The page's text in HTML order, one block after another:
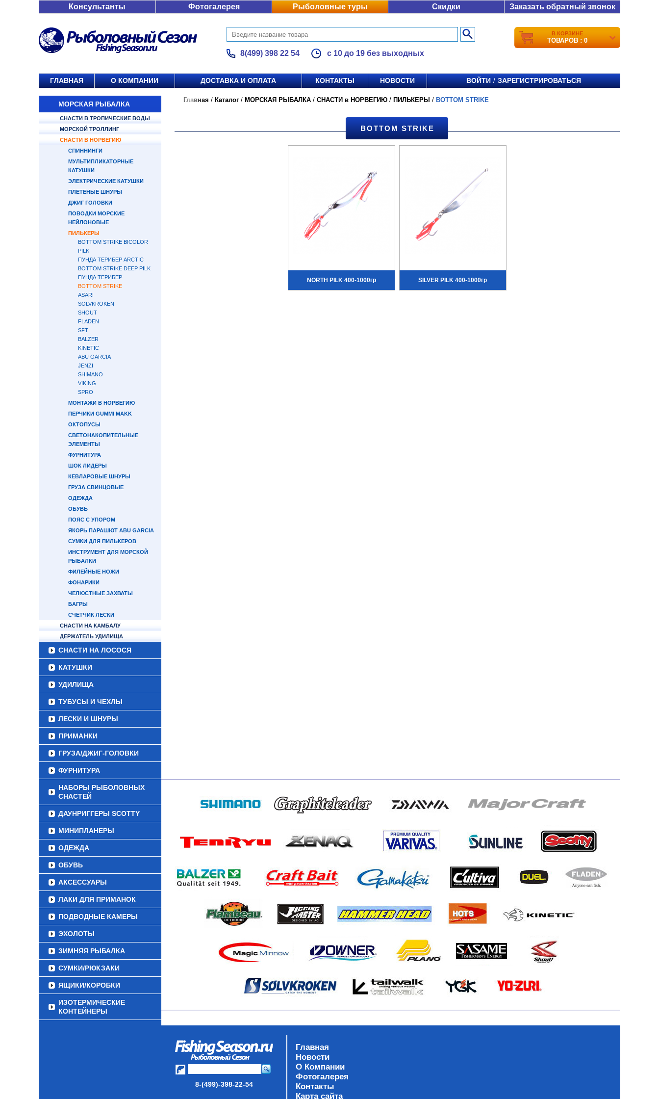
Консультанты Фотогалерея Рыболовные туры Скидки Заказать обратный звонок
8(499) 398 22 54 с 10 до 19 без выходных
В КОРЗИНЕ
ТОВАРОВ : 0
ГЛАВНАЯ О КОМПАНИИ ДОСТАВКА И ОПЛАТА КОНТАКТЫ НОВОСТИ ВОЙТИ / ЗАРЕГИСТРИРОВАТЬСЯ
МОРСКАЯ РЫБАЛКА
СНАСТИ В ТРОПИЧЕСКИЕ ВОДЫ
МОРСКОЙ ТРОЛЛИНГ
СНАСТИ В НОРВЕГИЮ
СПИННИНГИ
МУЛЬТИПЛИКАТОРНЫЕ
КАТУШКИ
ЭЛЕКТРИЧЕСКИЕ КАТУШКИ
ПЛЕТЕНЫЕ ШНУРЫ
ДЖИГ ГОЛОВКИ
ПОВОДКИ МОРСКИЕ
НЕЙЛОНОВЫЕ
ПИЛЬКЕРЫ
BOTTOM STRIKE BICOLOR
PILK
ПУНДА ТЕРИБЕР ARCTIC
BOTTOM STRIKE DEEP PILK
ПУНДА ТЕРИБЕР
BOTTOM STRIKE
ASARI
SOLVKROKEN
SHOUT
FLADEN
SFT
BALZER
KINETIC
ABU GARCIA
JENZI
SHIMANO
VIKING
SPRO
МОНТАЖИ В НОРВЕГИЮ
ПЕРЧИКИ GUMMI MAKK
ОКТОПУСЫ
СВЕТОНАКОПИТЕЛЬНЫЕ
ЭЛЕМЕНТЫ
ФУРНИТУРА
ШОК ЛИДЕРЫ
КЕВЛАРОВЫЕ ШНУРЫ
ГРУЗА СВИНЦОВЫЕ
ОДЕЖДА
ОБУВЬ
ПОЯС С УПОРОМ
ЯКОРЬ ПАРАШЮТ ABU GARCIA
СУМКИ ДЛЯ ПИЛЬКЕРОВ
ИНСТРУМЕНТ ДЛЯ МОРСКОЙ
РЫБАЛКИ
ФИЛЕЙНЫЕ НОЖИ
ФОНАРИКИ
ЧЕЛЮСТНЫЕ ЗАХВАТЫ
БАГРЫ
СЧЕТЧИК ЛЕСКИ
СНАСТИ НА КАМБАЛУ
ДЕРЖАТЕЛЬ УДИЛИЩА
СНАСТИ НА ЛОСОСЯ
КАТУШКИ
УДИЛИЩА
ТУБУСЫ И ЧЕХЛЫ
ЛЕСКИ И ШНУРЫ
ПРИМАНКИ
ГРУЗА/ДЖИГ-ГОЛОВКИ
ФУРНИТУРА
НАБОРЫ РЫБОЛОВНЫХ
СНАСТЕЙ
ДАУНРИГГЕРЫ SCOTTY
МИНИПЛАНЕРЫ
ОДЕЖДА
ОБУВЬ
АКСЕССУАРЫ
ЛАКИ ДЛЯ ПРИМАНОК
ПОДВОДНЫЕ КАМЕРЫ
ЭХОЛОТЫ
ЗИМНЯЯ РЫБАЛКА
СУМКИ/РЮКЗАКИ
ЯЩИКИ/КОРОБКИ
ИЗОТЕРМИЧЕСКИЕ
КОНТЕЙНЕРЫ
Главная / Каталог / МОРСКАЯ РЫБАЛКА / СНАСТИ в НОРВЕГИЮ / ПИЛЬКЕРЫ / BOTTOM STRIKE
BOTTOM STRIKE
NORTH PILK 400-1000гр SILVER PILK 400-1000гр
8-(499)-398-22-54
Главная
Новости
О Компании
Фотогалерея
Контакты
Карта сайта